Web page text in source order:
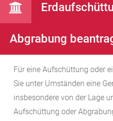
Abgrabung
Für eine Aufschüttung oder
Sie unter Umständen eine
insbesondere von der Lage
Aufschüttung oder